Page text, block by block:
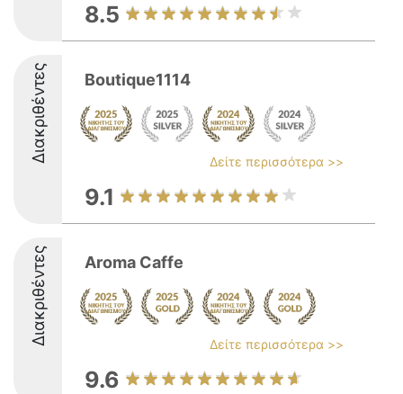
8.5
Διακριθέντες Boutique1114
Δείτε περισσότερα >>
9.1
Διακριθέντες Aroma Caffe
Δείτε περισσότερα >>
9.6